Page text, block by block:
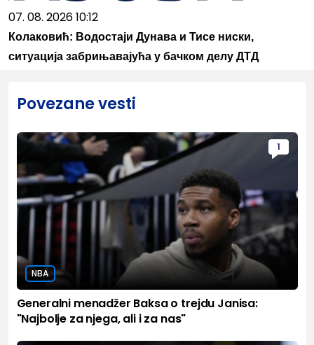
07. 08. 2026 10:12
Колаковић: Водостаји Дунава и Тисе ниски,
ситуација забрињавајућа у бачком делу ДТД
Povezane vesti
1
NBA
Generalni menadžer Baksa o trejdu Janisa:
"Najbolje za njega, ali i za nas"